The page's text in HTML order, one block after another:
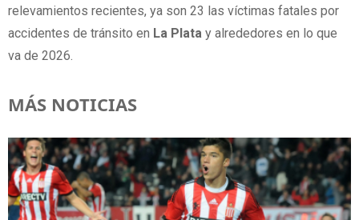
relevamientos recientes, ya son 23 las víctimas fatales por
accidentes de tránsito en La Plata y alrededores en lo que
va de 2026.
MÁS NOTICIAS